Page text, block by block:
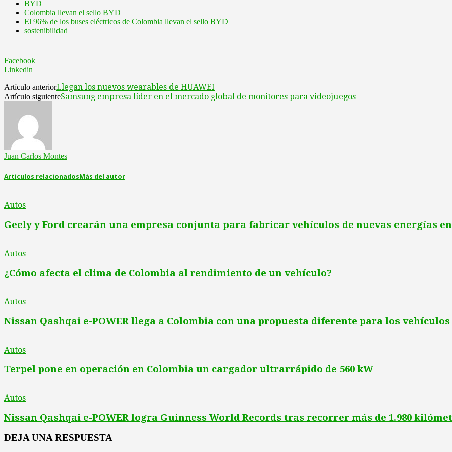
BYD
Colombia llevan el sello BYD
El 96% de los buses eléctricos de Colombia llevan el sello BYD
sostenibilidad
Facebook
Linkedin
Artículo anteriorLlegan los nuevos wearables de HUAWEI
Artículo siguienteSamsung empresa líder en el mercado global de monitores para videojuegos
Juan Carlos Montes
Artículos relacionadosMás del autor
Autos
Geely y Ford crearán una empresa conjunta para fabricar vehículos de nuevas energías en
Autos
¿Cómo afecta el clima de Colombia al rendimiento de un vehículo?
Autos
Nissan Qashqai e-POWER llega a Colombia con una propuesta diferente para los
Autos
Terpel pone en operación en Colombia un cargador ultrarrápido de 560 kW
Autos
Nissan Qashqai e-POWER logra Guinness World Records tras recorrer más de 1.980
DEJA UNA RESPUESTA